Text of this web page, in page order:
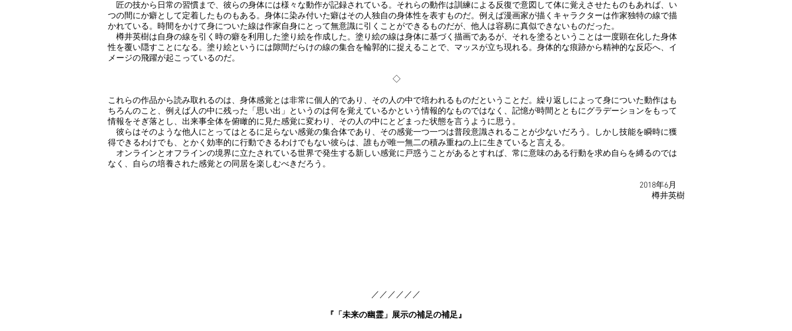
匠の技から日常の習慣まで、彼らの身体には様々な動作が記録されている。それらの動作は訓練による反復で意図して体に覚えさせたものもあれば、い
つの間にか癖として定着したものもある。身体に染み付いた癖はその人独自の身体性を表すものだ。例えば漫画家が描くキャラクターは作家独特の線で描
かれている。時間をかけて身についた線は作家自身にとって無意識に引くことができるものだが、他人は容易に真似できないものだった。
樽井英樹は自身の線を引く時の癖を利用した塗り絵を作成した。塗り絵の線は身体に基づく描画であるが、それを塗るということは一度顕在化した身体
性を覆い隠すことになる。塗り絵というには隙間だらけの線の集合を輪郭的に捉えることで、マッスが立ち現れる。身体的な痕跡から精神的な反応へ、イ
メージの飛躍が起こっているのだ。
◇
これらの作品から読み取れるのは、身体感覚とは非常に個人的であり、その人の中で培われるものだということだ。繰り返しによって身についた動作はも
ちろんのこと、例えば人の中に残った「思い出」というのは何を覚えているかという情報的なものではなく、記憶が時間とともにグラデーションをもって
情報をそぎ落とし、出来事全体を俯瞰的に見た感覚に変わり、その人の中にとどまった状態を言うように思う。
彼らはそのような他人にとってはとるに足らない感覚の集合体であり、その感覚一つ一つは普段意識されることが少ないだろう。しかし技能を瞬時に獲
得できるわけでも、とかく効率的に行動できるわけでもない彼らは、誰もが唯一無二の積み重ねの上に生きていると言える。
オンラインとオフラインの境界に立たされている世界で発生する新しい感覚に戸惑うことがあるとすれば、常に意味のある行動を求め自らを縛るのでは
なく、自らの培養された感覚との同居を楽しむべきだろう。
2018年6月​
樽井英樹
​／／／／／／
『「未来の幽霊」展示の補足の補足』​